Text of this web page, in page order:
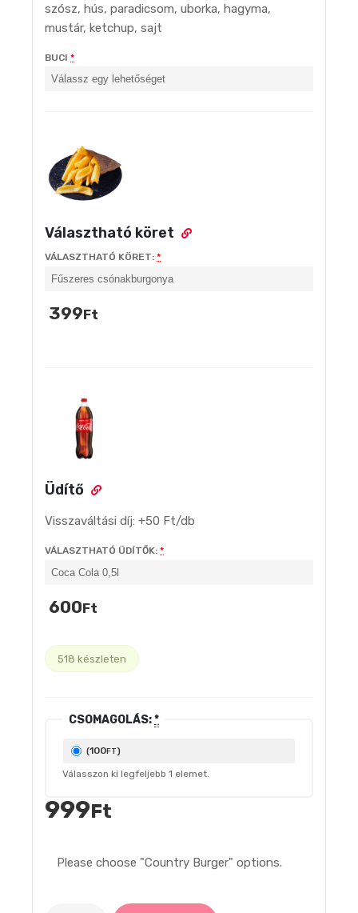
szósz, hús, paradicsom, uborka, hagyma,
mustár, ketchup, sajt
BUCI *
Választható köret
VÁLASZTHATÓ KÖRET: *
399Ft
Üdítő
Visszaváltási díj: +50 Ft/db
VÁLASZTHATÓ ÜDÍTŐK: *
600Ft
518 készleten
CSOMAGOLÁS:*
(100FT)
Válasszon ki legfeljebb 1 elemet.
999Ft
Please choose "Country Burger" options.